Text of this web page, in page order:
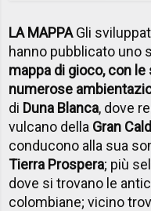
LA MAPPAGli
hanno pubblicato uno
mappa di gioco, con
numerose
di Duna Blanca, dove
vulcano della Gran
conducono alla sua
Tierra Prospera; più
dove si trovano le
colombiane; vicino